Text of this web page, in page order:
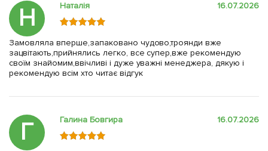
Н Наталія 16.07.2026
Замовляла вперше,запаковано чудово,троянди вже
зацвітають,прийнялись легко, все супер,вже рекомендую
своїм знайомим,ввічливі і дуже уважні менеджера, дякую і
рекомендую всім хто читає відгук
Г Галина Бовгира 16.07.2026